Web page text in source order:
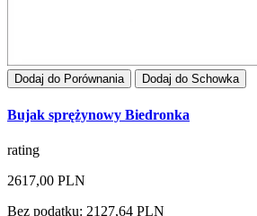
Dodaj do Porównania Dodaj do Schowka
Bujak sprężynowy Biedronka
rating
2617,00 PLN
Bez podatku: 2127,64 PLN